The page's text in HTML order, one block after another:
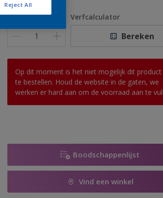
Aantal Verfcalculator
Bereken
Op dit moment is het niet mogelijk dit product
te bestellen. Houd de website in de gaten, we
werken er hard aan om de voorraad aan te
Boodschappenlijst
Vind een winkel
Reject All